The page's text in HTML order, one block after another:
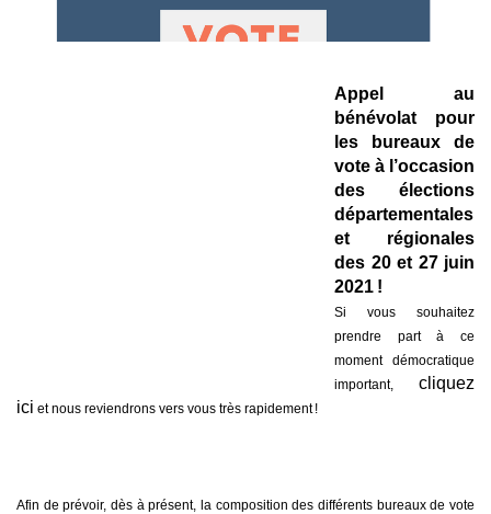
Appel au
bénévolat pour
les bureaux de
vote à l’occasion
des élections
départementales
et régionales
des 20 et 27 juin
2021 !
Si vous souhaitez
prendre part à ce
moment démocratique
important, cliquez
ici et nous reviendrons vers vous très rapidement !
Afin de prévoir, dès à présent, la composition des différents bureaux de vote